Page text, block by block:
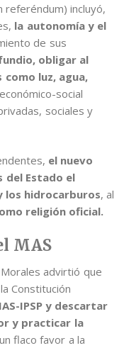
referéndum) incluyó,
la autonomía y el
de sus
obligar al
luz, agua,
social
sociales y
el nuevo
del Estado el
los hidrocarburos, al
religión oficial.
MAS
advirtió que
Constitución
IPSP y descartar
y practicar la
flaco favor a la